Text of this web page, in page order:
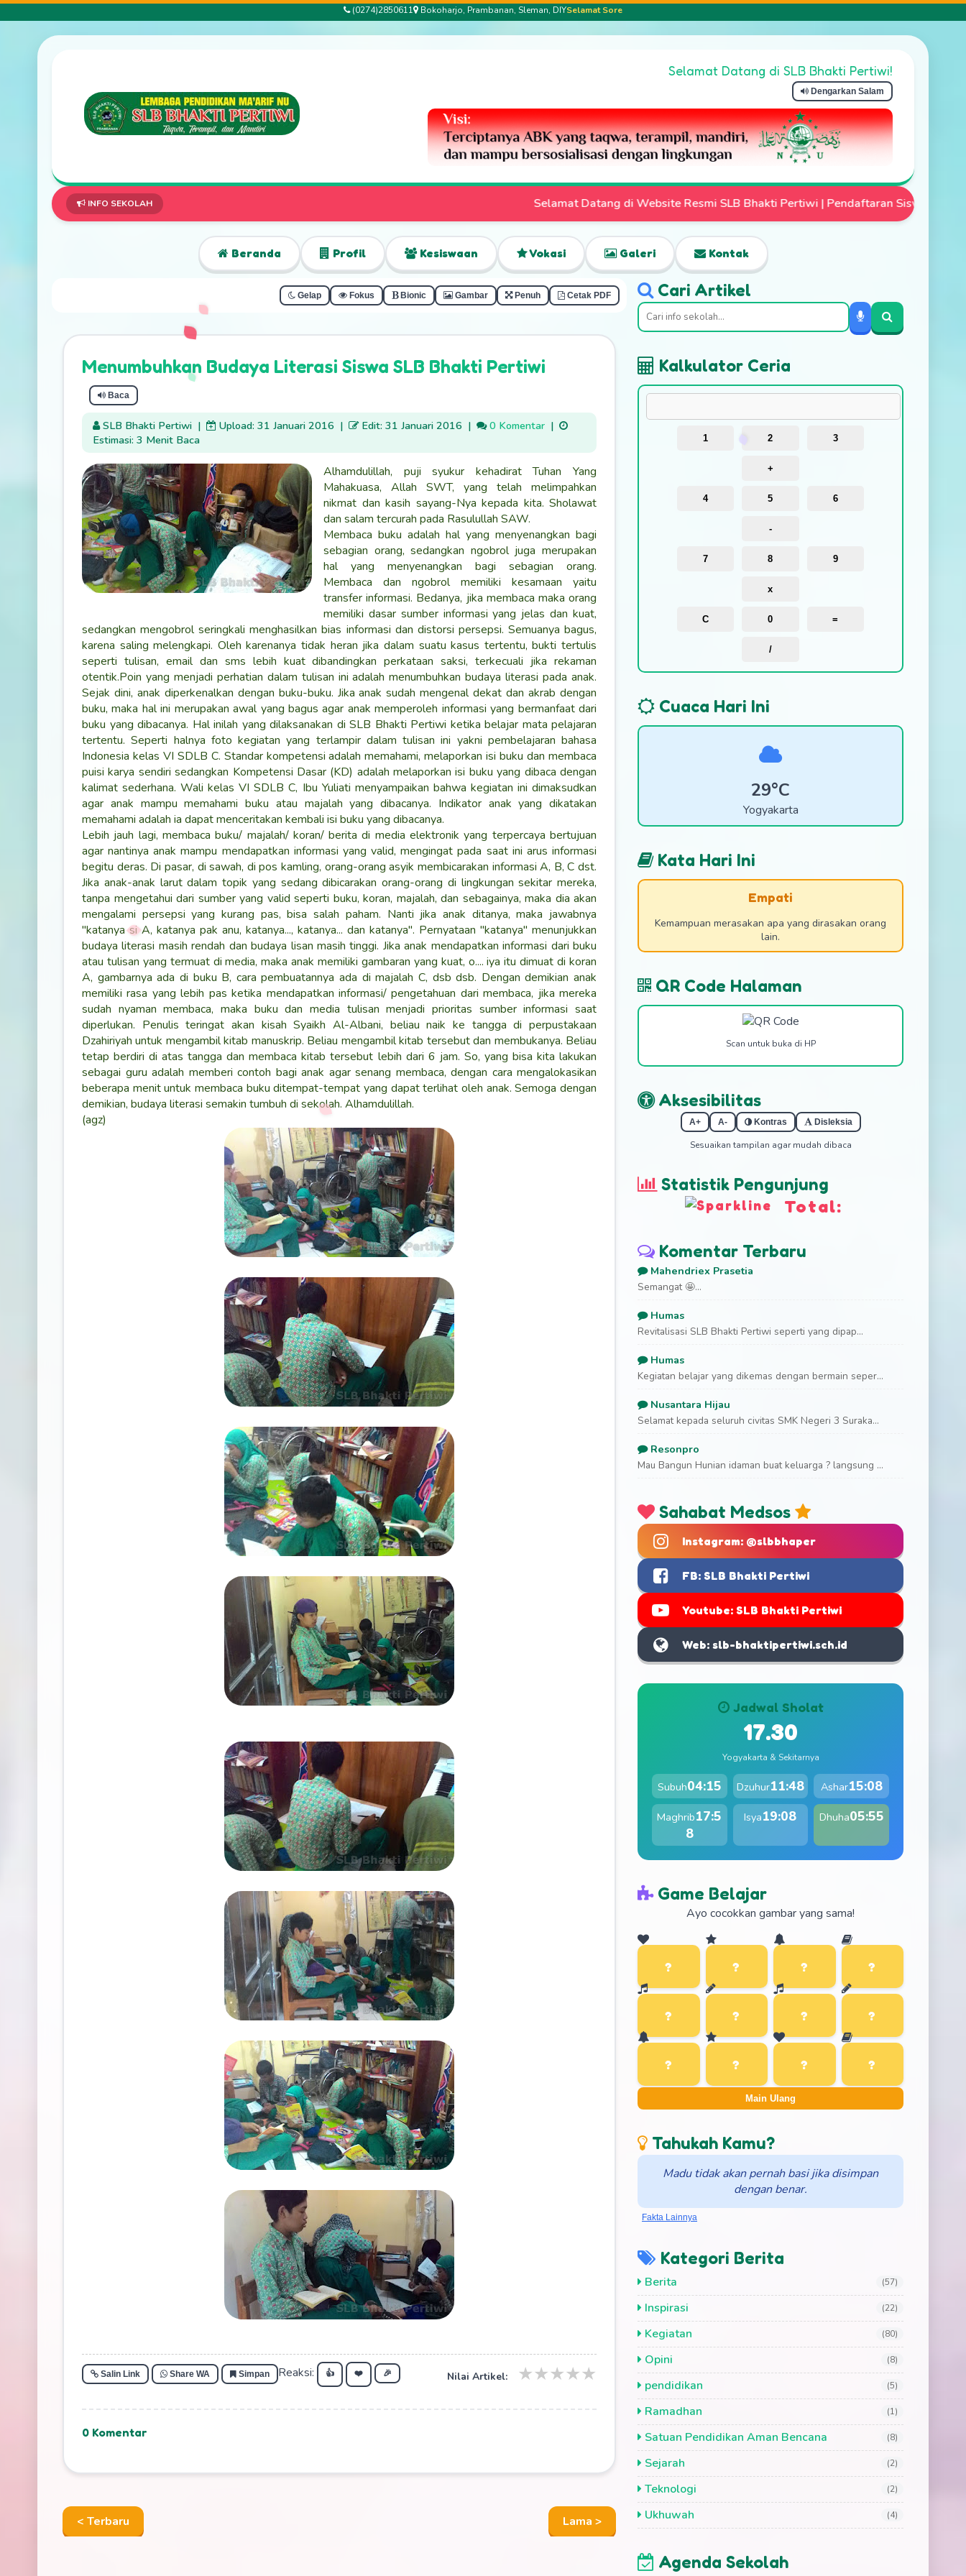
(0274)2850611 Bokoharjo, Prambanan, Sleman, DIYSelamat Sore
Selamat Datang di SLB Bhakti Pertiwi!
Dengarkan Salam
INFO SEKOLAH Selamat Datang di Website Resmi SLB Bhakti Pertiwi | Pendaftaran Siswa Baru Telah Dibuka | Mari Wujudkan Anak
Beranda Profil Kesiswaan Vokasi Galeri Kontak
Gelap Fokus Bionic Gambar Penuh Cetak PDF
Menumbuhkan Budaya Literasi Siswa SLB Bhakti Pertiwi
Baca
SLB Bhakti Pertiwi | Upload: 31 Januari 2016 | Edit: 31 Januari 2016 | 0 Komentar |
Estimasi: 3 Menit Baca
Alhamdulillah, puji syukur kehadirat Tuhan Yang
Mahakuasa, Allah SWT, yang telah melimpahkan
nikmat dan kasih sayang-Nya kepada kita. Sholawat
dan salam tercurah pada Rasulullah SAW.
Membaca buku adalah hal yang menyenangkan bagi
sebagian orang, sedangkan ngobrol juga merupakan
hal yang menyenangkan bagi sebagian orang.
Membaca dan ngobrol memiliki kesamaan yaitu
transfer informasi. Bedanya, jika membaca maka orang
memiliki dasar sumber informasi yang jelas dan kuat,
sedangkan mengobrol seringkali menghasilkan bias informasi dan distorsi persepsi. Semuanya bagus,
karena saling melengkapi. Oleh karenanya tidak heran jika dalam suatu kasus tertentu, bukti tertulis
seperti tulisan, email dan sms lebih kuat dibandingkan perkataan saksi, terkecuali jika rekaman
otentik.Poin yang menjadi perhatian dalam tulisan ini adalah menumbuhkan budaya literasi pada anak.
Sejak dini, anak diperkenalkan dengan buku-buku. Jika anak sudah mengenal dekat dan akrab dengan
buku, maka hal ini merupakan awal yang bagus agar anak memperoleh informasi yang bermanfaat dari
buku yang dibacanya. Hal inilah yang dilaksanakan di SLB Bhakti Pertiwi ketika belajar mata pelajaran
tertentu. Seperti halnya foto kegiatan yang terlampir dalam tulisan ini yakni pembelajaran bahasa
Indonesia kelas VI SDLB C. Standar kompetensi adalah memahami, melaporkan isi buku dan membaca
puisi karya sendiri sedangkan Kompetensi Dasar (KD) adalah melaporkan isi buku yang dibaca dengan
kalimat sederhana. Wali kelas VI SDLB C, Ibu Yuliati menyampaikan bahwa kegiatan ini dimaksudkan
agar anak mampu memahami buku atau majalah yang dibacanya. Indikator anak yang dikatakan
memahami adalah ia dapat menceritakan kembali isi buku yang dibacanya.
Lebih jauh lagi, membaca buku/ majalah/ koran/ berita di media elektronik yang terpercaya bertujuan
agar nantinya anak mampu mendapatkan informasi yang valid, mengingat pada saat ini arus informasi
begitu deras. Di pasar, di sawah, di pos kamling, orang-orang asyik membicarakan informasi A, B, C dst.
Jika anak-anak larut dalam topik yang sedang dibicarakan orang-orang di lingkungan sekitar mereka,
tanpa mengetahui dari sumber yang valid seperti buku, koran, majalah, dan sebagainya, maka dia akan
mengalami persepsi yang kurang pas, bisa salah paham. Nanti jika anak ditanya, maka jawabnya
"katanya si A, katanya pak anu, katanya..., katanya... dan katanya". Pernyataan "katanya" menunjukkan
budaya literasi masih rendah dan budaya lisan masih tinggi. Jika anak mendapatkan informasi dari buku
atau tulisan yang termuat di media, maka anak memiliki gambaran yang kuat, o.... iya itu dimuat di koran
A, gambarnya ada di buku B, cara pembuatannya ada di majalah C, dsb dsb. Dengan demikian anak
memiliki rasa yang lebih pas ketika mendapatkan informasi/ pengetahuan dari membaca, jika mereka
sudah nyaman membaca, maka buku dan media tulisan menjadi prioritas sumber informasi saat
diperlukan. Penulis teringat akan kisah Syaikh Al-Albani, beliau naik ke tangga di perpustakaan
Dzahiriyah untuk mengambil kitab manuskrip. Beliau mengambil kitab tersebut dan membukanya. Beliau
tetap berdiri di atas tangga dan membaca kitab tersebut lebih dari 6 jam. So, yang bisa kita lakukan
sebagai guru adalah memberi contoh bagi anak agar senang membaca, dengan cara mengalokasikan
beberapa menit untuk membaca buku ditempat-tempat yang dapat terlihat oleh anak. Semoga dengan
demikian, budaya literasi semakin tumbuh di sekolah. Alhamdulillah.
(agz)
Salin Link Share WA Simpan Reaksi: 👍 ❤️ 🎉 Nilai Artikel: ★
★
★
★
★
0 Komentar
< Terbaru Lama >
Cari Artikel
Kalkulator Ceria
1 2 3
+
4 5 6
-
7 8 9
x
C 0 =
/
Cuaca Hari Ini
29°C
Yogyakarta
Kata Hari Ini
Empati
Kemampuan merasakan apa yang dirasakan orang
lain.
QR Code Halaman
Scan untuk buka di HP
Aksesibilitas
A+ A- Kontras Disleksia
Sesuaikan tampilan agar mudah dibaca
Statistik Pengunjung
Total:
Komentar Terbaru
Mahendriex Prasetia
Semangat 🤩...
Humas
Revitalisasi SLB Bhakti Pertiwi seperti yang dipap...
Humas
Kegiatan belajar yang dikemas dengan bermain seper...
Nusantara Hijau
Selamat kepada seluruh civitas SMK Negeri 3 Suraka...
Resonpro
Mau Bangun Hunian idaman buat keluarga ? langsung ...
Sahabat Medsos
Instagram: @slbbhaper
FB: SLB Bhakti Pertiwi
Youtube: SLB Bhakti Pertiwi
Web: slb-bhaktipertiwi.sch.id
Jadwal Sholat
17.30
Yogyakarta & Sekitarnya
Subuh04:15 Dzuhur11:48 Ashar15:08
Maghrib17:5
8
Isya19:08 Dhuha05:55
Game Belajar
Ayo cocokkan gambar yang sama!
Main Ulang
Tahukah Kamu?
Madu tidak akan pernah basi jika disimpan
dengan benar.
Fakta Lainnya
Kategori Berita
Berita (57)
Inspirasi (22)
Kegiatan (80)
Opini (8)
pendidikan (5)
Ramadhan (1)
Satuan Pendidikan Aman Bencana (8)
Sejarah (2)
Teknologi (2)
Ukhuwah (4)
Agenda Sekolah